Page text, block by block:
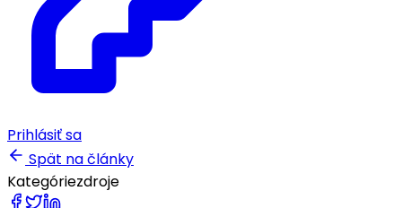
Prihlásiť sa
Spät na články
Kategóriezdroje